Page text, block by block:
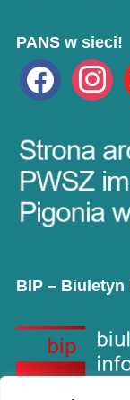
PANS w sieci!
facebook instagram
BIP –